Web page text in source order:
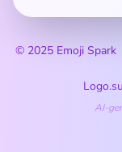
© 2025 Emoji Spark
AI-